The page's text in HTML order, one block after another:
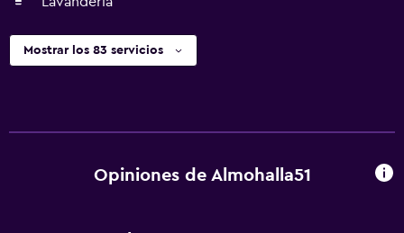
Mostrar los 83 servicios
Opiniones de Almohalla51